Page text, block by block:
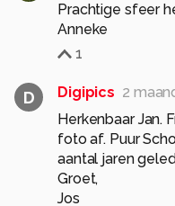
Prachtige sfeer
Anneke
1
D Digipics 2
Herkenbaar Jan.
foto af. Puur
aantal jaren
Groet,
Jos